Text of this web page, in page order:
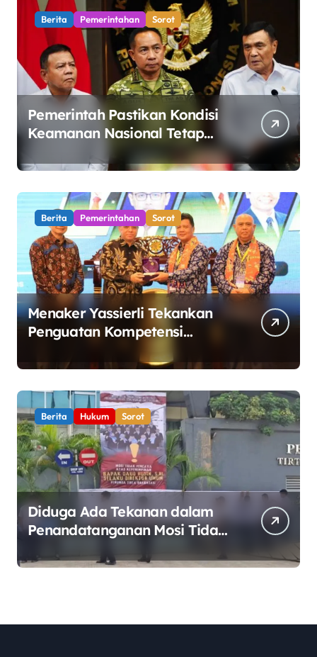
Berita Pemerintahan Sorot
Pemerintah Pastikan Kondisi
Keamanan Nasional Tetap
Kondusif Jelang HUT ke-81
RI, Masyarakat Diminta
Waspadai Hoaks
Berita Pemerintahan Sorot
Menaker Yassierli Tekankan
Penguatan Kompetensi
untuk Hadapi Transformasi
Dunia Kerja
Berita Hukum Sorot
Diduga Ada Tekanan dalam
Penandatanganan Mosi Tidak
Polemik Perumda Tirta